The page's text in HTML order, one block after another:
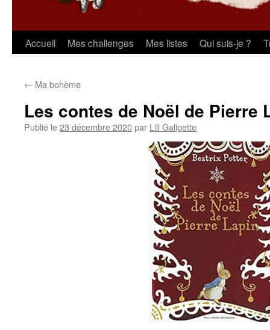
Aller
contenu
Accueil Mes challenges Mes listes Qui suis-je ?
← Ma bohème
Les contes de Noël de Pierre
Publié le23 décembre 2020par Lili Galipette